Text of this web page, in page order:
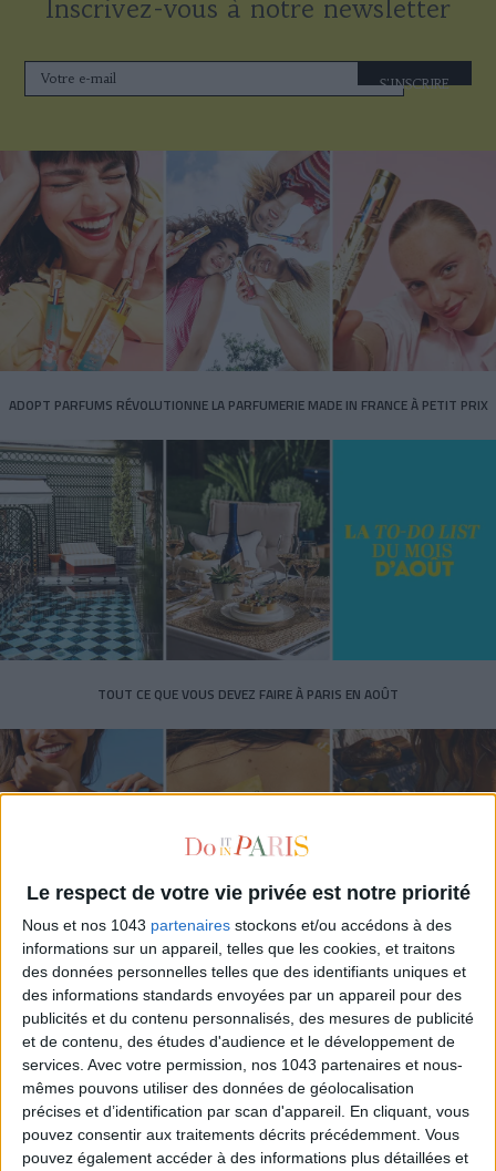
Le respect de votre vie privée est notre priorité
Nous et nos 1043 partenaires stockons et/ou accédons à des
informations sur un appareil, telles que les cookies, et traitons
des données personnelles telles que des identifiants uniques et
des informations standards envoyées par un appareil pour des
publicités et du contenu personnalisés, des mesures de publicité
et de contenu, des études d'audience et le développement de
services. Avec votre permission, nos 1043 partenaires et nous-
mêmes pouvons utiliser des données de géolocalisation
précises et d’identification par scan d'appareil. En cliquant, vous
pouvez consentir aux traitements décrits précédemment. Vous
pouvez également accéder à des informations plus détaillées et
Inscrivez-vous à notre newsletter
S'INSCRIRE
ADOPT PARFUMS RÉVOLUTIONNE LA PARFUMERIE MADE IN FRANCE À PETIT PRIX
TOUT CE QUE VOUS DEVEZ FAIRE À PARIS EN AOÛT
LES SPF 50 QUI DONNENT ENVIE DE SE TARTINER